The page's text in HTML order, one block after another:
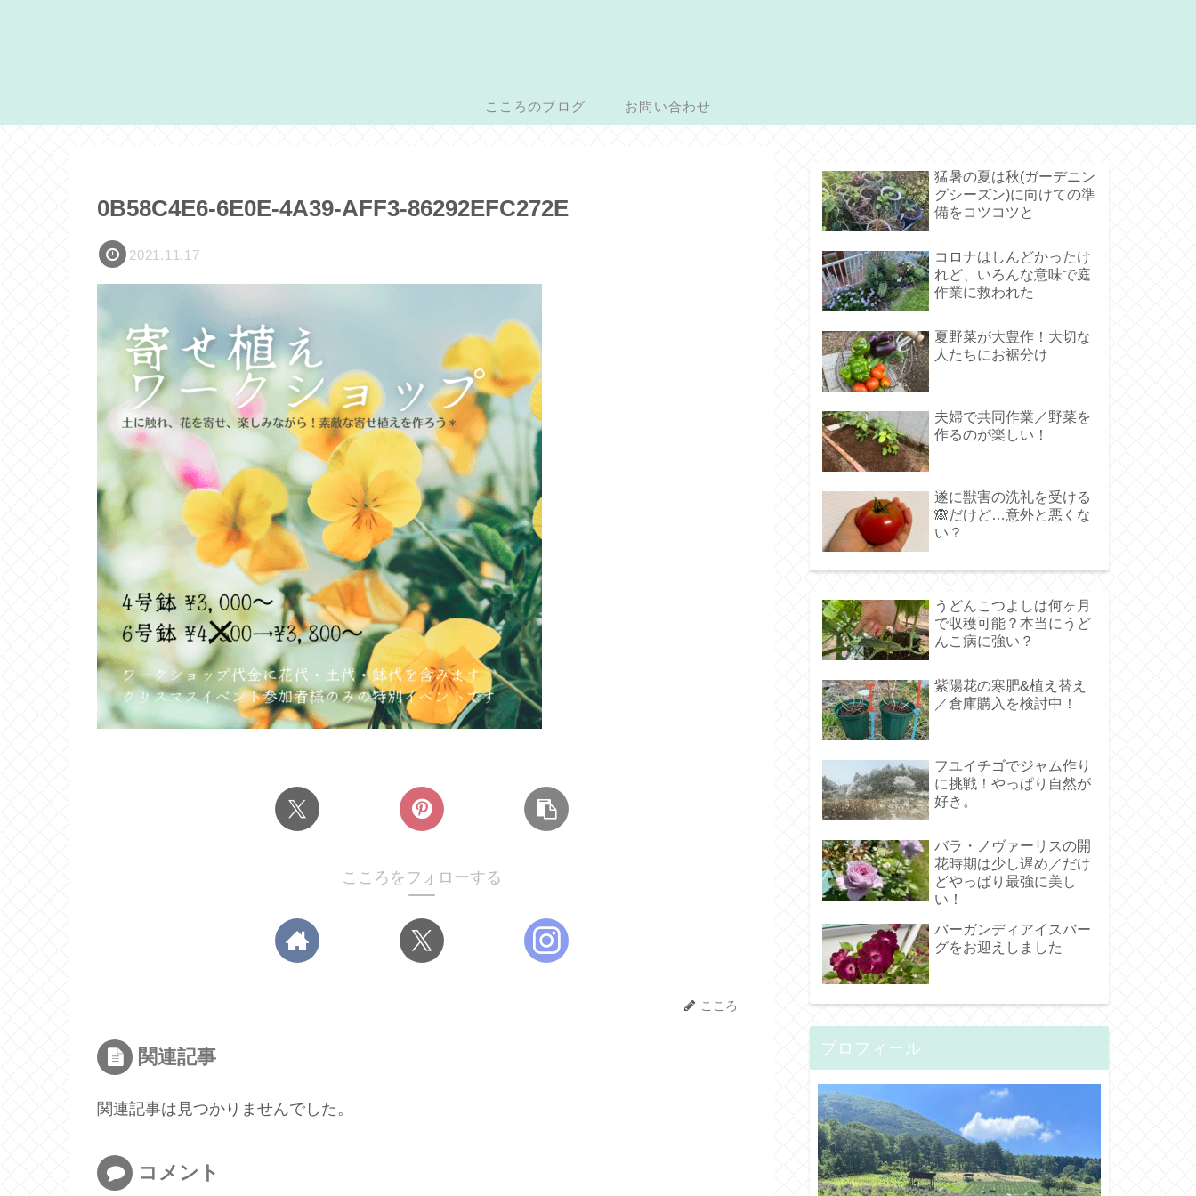
こころのブログ お問い合わせ
0B58C4E6-6E0E-4A39-AFF3-86292EFC272E
2021.11.17
こころをフォローする
こころ
関連記事
関連記事は見つかりませんでした。
コメント
猛暑の夏は秋(ガーデニン
グシーズン)に向けての準
備をコツコツと
コロナはしんどかったけ
れど、いろんな意味で庭
作業に救われた
夏野菜が大豊作！大切な
人たちにお裾分け
夫婦で共同作業／野菜を
作るのが楽しい！
遂に獣害の洗礼を受ける
🙈だけど…意外と悪くな
い？
うどんこつよしは何ヶ月
で収穫可能？本当にうど
んこ病に強い？
紫陽花の寒肥&植え替え
／倉庫購入を検討中！
フユイチゴでジャム作り
に挑戦！やっぱり自然が
好き。
バラ・ノヴァーリスの開
花時期は少し遅め／だけ
どやっぱり最強に美し
い！
バーガンディアイスバー
グをお迎えしました
プロフィール